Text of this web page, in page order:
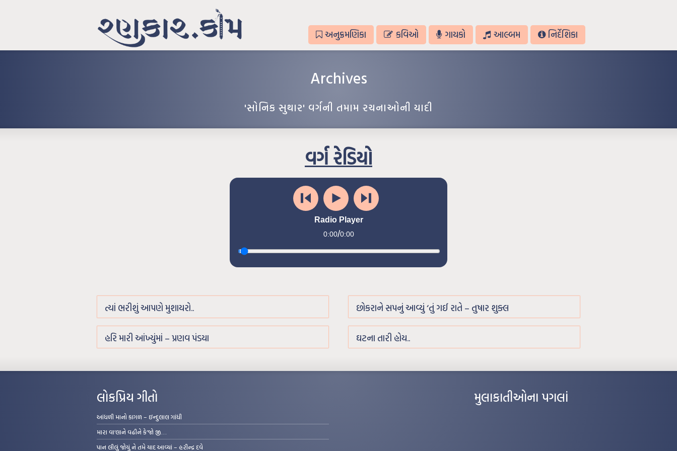
અનુક્રમણિકા કવિઓ ગાયકો આલ્બમ નિર્દેશિકા
Archives
'સોનિક સુથાર' વર્ગની તમામ રચનાઓની યાદી
વર્ગ રેડિયો
Radio Player
0:00/0:00
ત્યાં ભરીશું આપણે મુશાયરો.. છોકરાને સપનું આવ્યું ‘તું ગઈ રાતે – તુષાર શુક્લ
હરિ મારી આંખ્યુંમાં – પ્રણવ પંડયા ઘટના તારી હોય..
લોકપ્રિય ગીતો
આંધળી માનો કાગળ – ઇન્દુલાલ ગાંધી
મારા વા’લાને વઢીને કે’જો જી…
પાન લીલું જોયું ને તમે યાદ આવ્યાં – હરીન્દ્ર દવે
મુલાકાતીઓના પગલાં